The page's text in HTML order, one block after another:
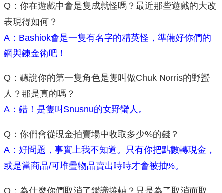
Q：你在遊戲中會是隻成就怪嗎？最近那些遊戲的大改
表現得如何？
A：Bashiok會是一隻有名字的精英怪，準備好你們的
鋼與鍊金術吧！
Q：聽說你的第一隻角色是隻叫做Chuk Norris的野蠻
人？那是真的嗎？
A：錯！是隻叫Snusnu的女野蠻人。
Q：你們會從現金拍賣場中收取多少%的錢？
A：好問題，事實上我不知道。只有你把點數轉現金，
或是當商品/可堆疊物品賣出時時才會被抽%。
Q：為什麼你們取消了鑑識捲軸？只是為了取消而取